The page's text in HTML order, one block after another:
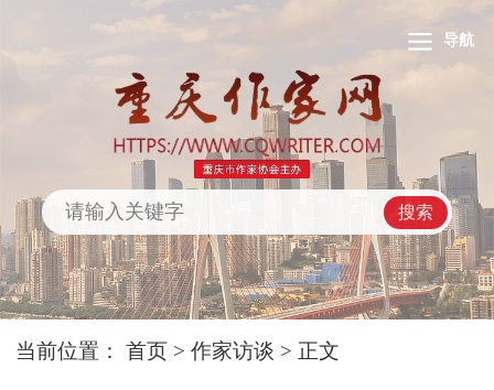
导航
搜索
当前位置：首页 >作家访谈 > 正文